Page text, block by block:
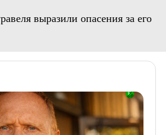
выразили опасения за его